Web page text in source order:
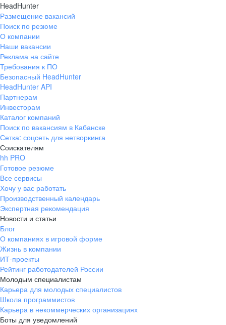
HeadHunter
Размещение вакансий
Поиск по резюме
О компании
Наши вакансии
Реклама на сайте
Требования к ПО
Безопасный HeadHunter
HeadHunter API
Партнерам
Инвесторам
Каталог компаний
Поиск по вакансиям в Кабанске
Сетка: соцсеть для нетворкинга
Соискателям
hh PRO
Готовое резюме
Все сервисы
Хочу у вас работать
Производственный календарь
Экспертная рекомендация
Новости и статьи
Блог
О компаниях в игровой форме
Жизнь в компании
ИТ-проекты
Рейтинг работодателей России
Молодым специалистам
Карьера для молодых специалистов
Школа программистов
Карьера в некоммерческих организациях
Боты для уведомлений